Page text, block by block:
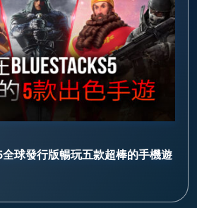
球發行版暢玩五款超棒的手機遊